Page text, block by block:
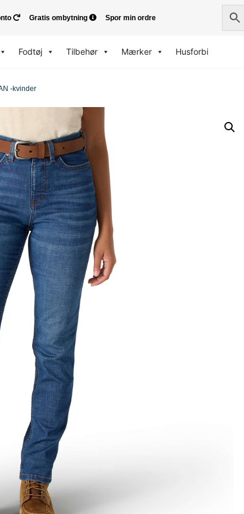
Gratis ombytning Spor min ordre
Fodtøj Tilbehør Mærker Husforbi
-kvinder